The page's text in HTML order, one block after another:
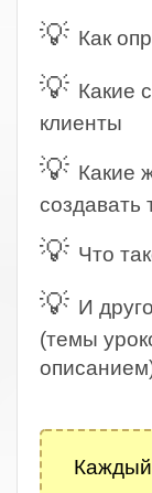
💡 Как
💡 Какие
клиенты
💡 Какие
создавать
💡 Что
💡 И
(темы